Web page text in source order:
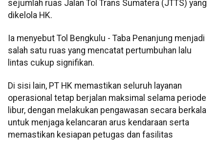
sejumlah ruas Jalan Tol Trans Sumatera (JTTS) yang
dikelola HK.
Ia menyebut Tol Bengkulu - Taba Penanjung menjadi
salah satu ruas yang mencatat pertumbuhan lalu
lintas cukup signifikan.
Di sisi lain, PT HK memastikan seluruh layanan
operasional tetap berjalan maksimal selama periode
libur, dengan melakukan pengawasan secara berkala
untuk menjaga kelancaran arus kendaraan serta
memastikan kesiapan petugas dan fasilitas